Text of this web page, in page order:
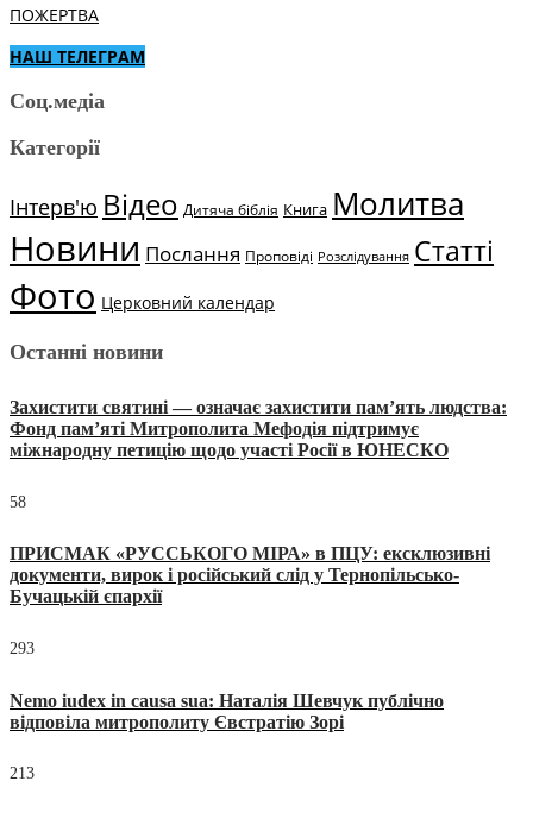
ПОЖЕРТВА
НАШ ТЕЛЕГРАМ
Соц.медіа
Категорії
Інтерв'ю Відео Дитяча біблія Книга Молитва
Новини Послання Проповіді Розслідування Статті
Фото Церковний календар
Останні новини
Захистити святині — означає захистити пам’ять людства:
Фонд пам’яті Митрополита Мефодія підтримує
міжнародну петицію щодо участі Росії в ЮНЕСКО
58
ПРИСМАК «РУССЬКОГО МІРА» в ПЦУ: ексклюзивні
документи, вирок і російський слід у Тернопільсько-
Бучацькій єпархії
293
Nemo iudex in causa sua: Наталія Шевчук публічно
відповіла митрополиту Євстратію Зорі
213